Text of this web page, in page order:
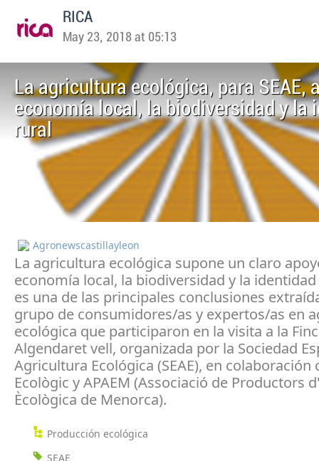
RICA
May 23, 2018 at 05:13
La agricultura ecológica, para SEAE,
economía local, la biodiversidad y la
rural
Agronewscastillayleon
La agricultura ecológica supone un claro
economía local, la biodiversidad y la
es una de las principales conclusiones
grupo de consumidores/as y expertos/as en
ecológica que participaron en la visita a la
Algendaret vell, organizada por la Sociedad
Agricultura Ecológica (SEAE), en colaboración
Ecològic y APAEM (Associació de Productors
Ècològica de Menorca).
Producción ecológica
SEAE